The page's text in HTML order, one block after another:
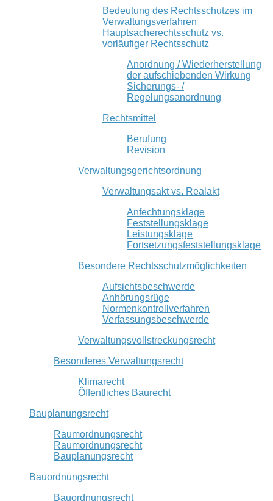
Bedeutung des Rechtsschutzes im
Verwaltungsverfahren
Hauptsacherechtsschutz vs.
vorläufiger Rechtsschutz
Anordnung / Wiederherstellung
der aufschiebenden Wirkung
Sicherungs- /
Regelungsanordnung
Rechtsmittel
Berufung
Revision
Verwaltungsgerichtsordnung
Verwaltungsakt vs. Realakt
Anfechtungsklage
Feststellungsklage
Leistungsklage
Fortsetzungsfeststellungsklage
Besondere Rechtsschutzmöglichkeiten
Aufsichtsbeschwerde
Anhörungsrüge
Normenkontrollverfahren
Verfassungsbeschwerde
Verwaltungsvollstreckungsrecht
Besonderes Verwaltungsrecht
Klimarecht
Öffentliches Baurecht
Bauplanungsrecht
Raumordnungsrecht
Raumordnungsrecht
Bauplanungsrecht
Bauordnungsrecht
Bauordnungsrecht